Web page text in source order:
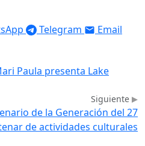
Telegram Email
Paula presenta Lake
Siguiente
de la Generación del 27
de actividades culturales